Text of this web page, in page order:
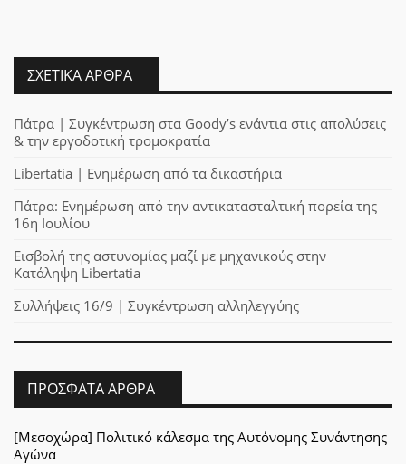
ΣΧΕΤΙΚΆ ΆΡΘΡΑ
Πάτρα | Συγκέντρωση στα Goody’s ενάντια στις απολύσεις
& την εργοδοτική τρομοκρατία
Libertatia | Ενημέρωση από τα δικαστήρια
Πάτρα: Ενημέρωση από την αντικατασταλτική πορεία της
16η Ιουλίου
Εισβολή της αστυνομίας μαζί με μηχανικούς στην
Κατάληψη Libertatia
Συλλήψεις 16/9 | Συγκέντρωση αλληλεγγύης
ΠΡΌΣΦΑΤΑ ΆΡΘΡΑ
[Μεσοχώρα] Πολιτικό κάλεσμα της Αυτόνομης Συνάντησης
Αγώνα